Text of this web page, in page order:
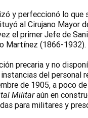
y perfeccionó lo que
al Cirujano Mayor
el primer Jefe de
Martínez (1866-1932).
precaria y no
del personal
de 1905, a poco
Militaraún en
para militares y